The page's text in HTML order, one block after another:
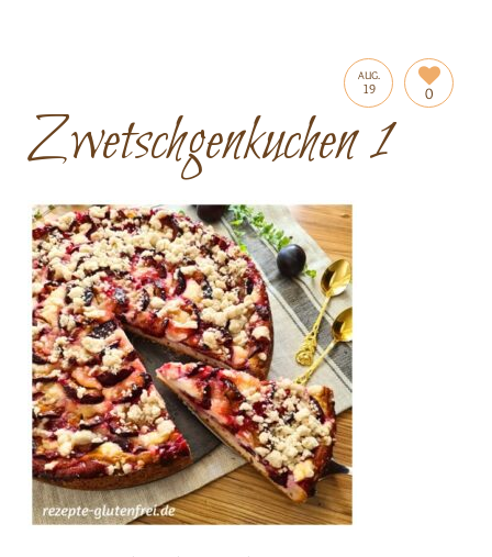
AUG.
19 0
Zwetschgenkuchen 1